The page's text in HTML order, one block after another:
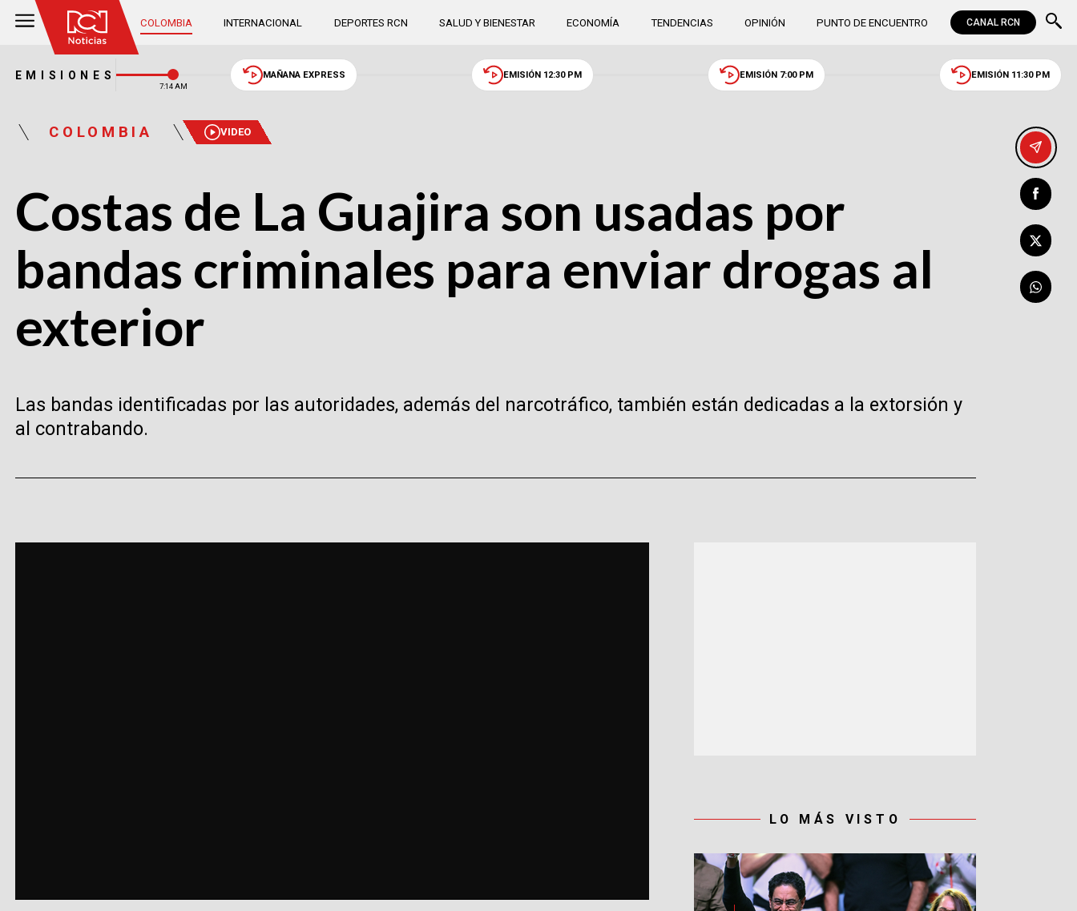
COLOMBIA INTERNACIONAL DEPORTES RCN SALUD Y BIENESTAR ECONOMÍA TENDENCIAS OPINIÓN PUNTO DE ENCUENTRO CANAL RCN
EMISIONES
7:14 AM
MAÑANA EXPRESS EMISIÓN 12:30 PM EMISIÓN 7:00 PM EMISIÓN 11:30 PM
COLOMBIA VIDEO
Costas de La Guajira son usadas por
bandas criminales para enviar drogas al
exterior
Las bandas identificadas por las autoridades, además del narcotráfico, también están dedicadas a la extorsión y
al contrabando.
LO MÁS VISTO